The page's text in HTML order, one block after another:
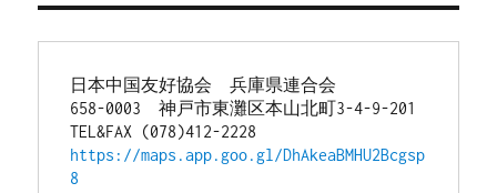
日本中国友好協会　兵庫県連合会
658-0003　神戸市東灘区本山北町3-4-9-201
TEL&FAX (078)412-2228
https://maps.app.goo.gl/DhAkeaBMHU2Bcgsp
8